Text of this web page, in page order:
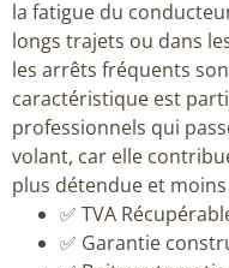
la fatigue du
longs trajets ou dans
les arrêts fréquents
caractéristique est
professionnels qui
volant, car elle
plus détendue et
✅ TVA
✅ Garantie